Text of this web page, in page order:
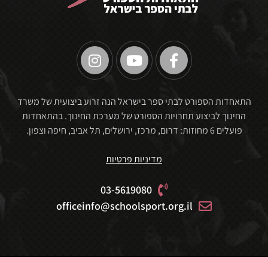
התאחדות הספורט לבתי ספר בישראל הנה זרוע ביצועית של משרד
החינוך לביצוע תחרויות הספורט של מערכת החינוך. בהתאחדות
פועלים 6 מחוזות: דרום, מרכז, ירושלים, תל אביב, חיפה וצפון.
מדיניות פרטיות
03-5619080
officeinfo@schoolsport.org.il